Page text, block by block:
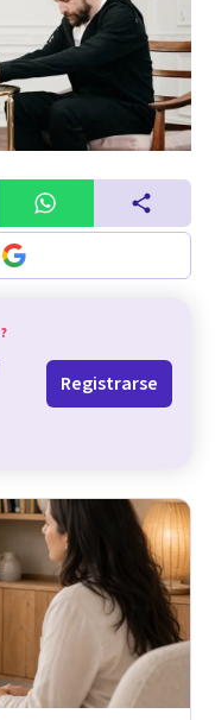
?
Registrarse